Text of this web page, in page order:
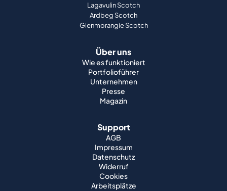
Lagavulin Scotch
Ardbeg Scotch
Glenmorangie Scotch
Über uns
Wie es funktioniert
Portfolioführer
Unternehmen
Presse
Magazin
Support
AGB
Impressum
Datenschutz
Widerruf
Cookies
Arbeitsplätze